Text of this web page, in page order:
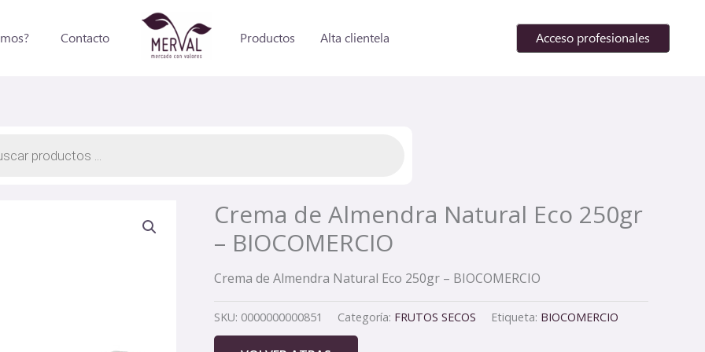
Contacto Productos Alta clientela Acceso profesionales
Crema de Almendra Natural Eco 250gr
– BIOCOMERCIO
Crema de Almendra Natural Eco 250gr – BIOCOMERCIO
SKU: 0000000000851 Categoría: FRUTOS SECOS Etiqueta: BIOCOMERCIO